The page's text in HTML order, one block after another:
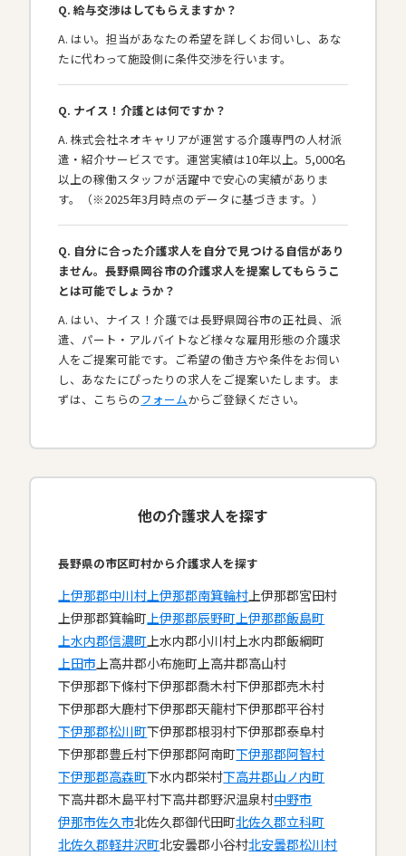
Q. 給与交渉はしてもらえますか？
A. はい。担当があなたの希望を詳しくお伺いし、あな
たに代わって施設側に条件交渉を行います。
Q. ナイス！介護とは何ですか？
A. 株式会社ネオキャリアが運営する介護専門の人材派
遣・紹介サービスです。運営実績は10年以上。5,000名
以上の稼働スタッフが活躍中で安心の実績がありま
す。（※2025年3月時点のデータに基づきます。）
Q. 自分に合った介護求人を自分で見つける自信があり
ません。長野県岡谷市の介護求人を提案してもらうこ
とは可能でしょうか？
A. はい、ナイス！介護では長野県岡谷市の正社員、派
遣、パート・アルバイトなど様々な雇用形態の介護求
人をご提案可能です。ご希望の働き方や条件をお伺い
し、あなたにぴったりの求人をご提案いたします。ま
ずは、こちらのフォームからご登録ください。
他の介護求人を探す
長野県の市区町村から介護求人を探す
上伊那郡中川村 上伊那郡南箕輪村 上伊那郡宮田村
上伊那郡箕輪町 上伊那郡辰野町 上伊那郡飯島町
上水内郡信濃町 上水内郡小川村 上水内郡飯綱町
上田市 上高井郡小布施町 上高井郡高山村
下伊那郡下條村下伊那郡喬木村下伊那郡売木村
下伊那郡大鹿村下伊那郡天龍村下伊那郡平谷村
下伊那郡松川町下伊那郡根羽村下伊那郡泰阜村
下伊那郡豊丘村下伊那郡阿南町下伊那郡阿智村
下伊那郡高森町下水内郡栄村下高井郡山ノ内町
下高井郡木島平村下高井郡野沢温泉村中野市
伊那市佐久市北佐久郡御代田町北佐久郡立科町
北佐久郡軽井沢町北安曇郡小谷村北安曇郡松川村